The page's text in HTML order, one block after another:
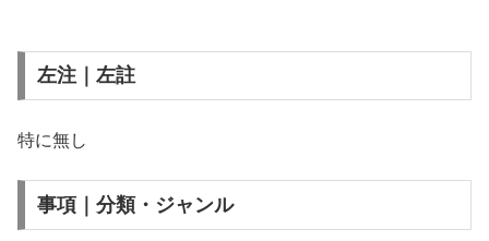
左注｜左註
特に無し
事項｜分類・ジャンル